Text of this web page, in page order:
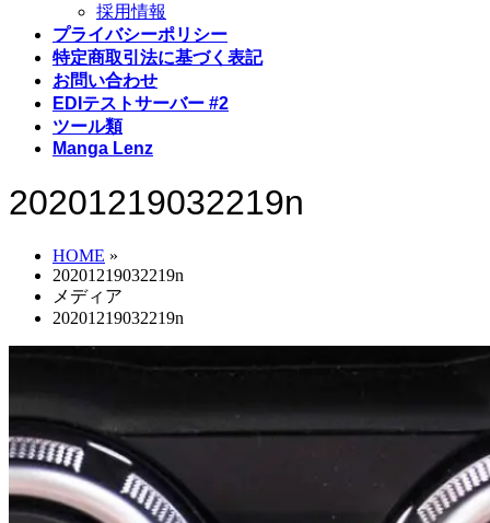
採用情報
プライバシーポリシー
特定商取引法に基づく表記
お問い合わせ
EDIテストサーバー #2
ツール類
Manga Lenz
20201219032219n
HOME »
20201219032219n
メディア
20201219032219n